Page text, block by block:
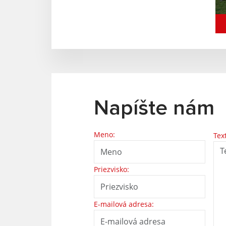
Napíšte nám
Meno:
Priezvisko:
E-mailová adresa: